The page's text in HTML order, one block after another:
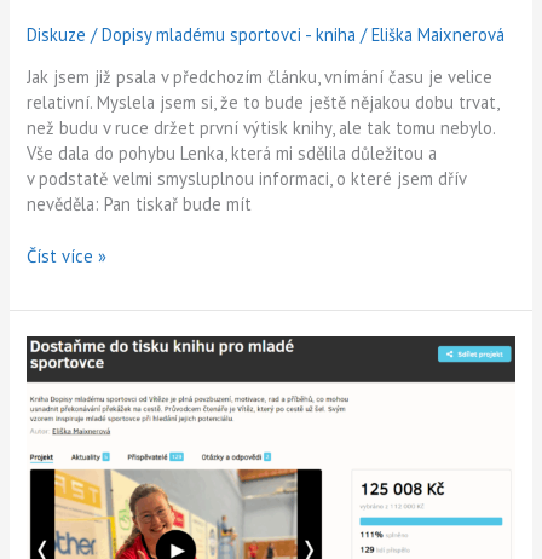
Diskuze /Dopisy mladému sportovci - kniha /Eliška Maixnerová
Jak jsem již psala v předchozím článku, vnímání času je velice
relativní. Myslela jsem si, že to bude ještě nějakou dobu trvat,
než budu v ruce držet první výtisk knihy, ale tak tomu nebylo.
Vše dala do pohybu Lenka, která mi sdělila důležitou a
v podstatě velmi smysluplnou informaci, o které jsem dřív
nevěděla: Pan tiskař bude mít
Číst více »
Dostali
jsme
do
tisku
knihu
pro
mladé
sportovce!